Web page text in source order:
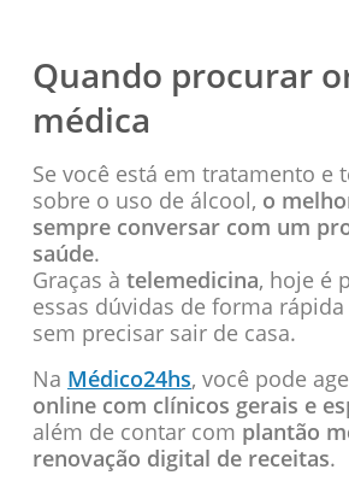
Quando procurar
médica
Se você está em tratamento e
sobre o uso de álcool, o
sempre conversar com um
saúde.
Graças à telemedicina, hoje é
essas dúvidas de forma
sem precisar sair de casa.
Na Médico24hs, você pode
online com clínicos gerais e
além de contar com plantão
renovação digital de receitas.